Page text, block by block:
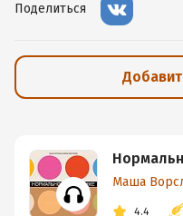
Поделиться
Маша
4.4